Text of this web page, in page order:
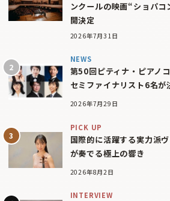
ンクールの映画“ショパ
開決定
2026年7月31日
NEWS
第50回ピティナ・ピアノ
セミファイナリスト6名が
2026年7月29日
PICK UP
国際的に活躍する実力派
が奏でる極上の響き
2026年8月2日
INTERVIEW